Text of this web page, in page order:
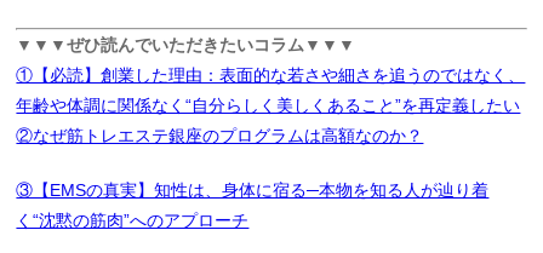
▼▼▼ぜひ読んでいただきたいコラム▼▼▼
①【必読】創業した理由：表面的な若さや細さを追うのではなく、
年齢や体調に関係なく“自分らしく美しくあること”を再定義したい
②なぜ筋トレエステ銀座のプログラムは高額なのか？
③【EMSの真実】知性は、身体に宿る─本物を知る人が辿り着
く“沈黙の筋肉”へのアプローチ